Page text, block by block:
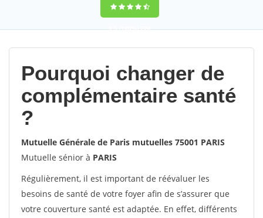
9,5(100%)228
votes
Pourquoi changer de
complémentaire santé
?
Mutuelle Générale de Paris mutuelles 75001 PARIS
Mutuelle sénior à PARIS
Régulièrement, il est important de réévaluer les
besoins de santé de votre foyer afin de s’assurer que
votre couverture santé est adaptée. En effet, différents